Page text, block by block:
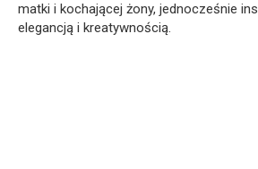
matki i kochającej żony, jednocześnie
elegancją i kreatywnością.